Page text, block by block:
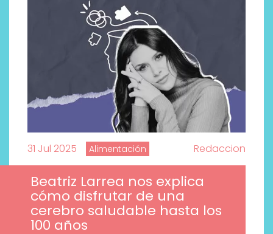
31 Jul 2025 Alimentación Redaccion
Beatriz Larrea nos explica
cómo disfrutar de una
cerebro saludable hasta los
100 años